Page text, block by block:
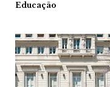
Educação